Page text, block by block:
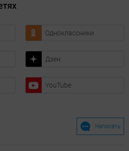
Одноклассники
Дзен
YouTube
Написать